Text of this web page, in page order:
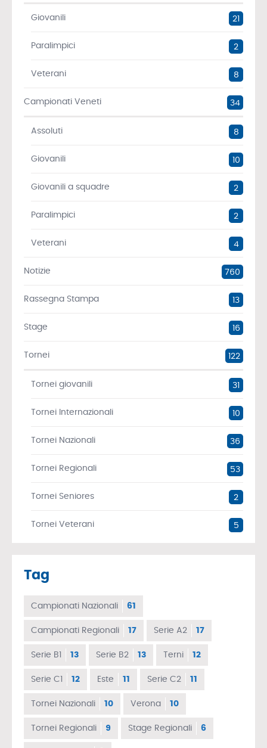
Giovanili 21
Paralimpici 2
Veterani 8
Campionati Veneti 34
Assoluti 8
Giovanili 10
Giovanili a squadre 2
Paralimpici 2
Veterani 4
Notizie 760
Rassegna Stampa 13
Stage 16
Tornei 122
Tornei giovanili 31
Tornei Internazionali 10
Tornei Nazionali 36
Tornei Regionali 53
Tornei Seniores 2
Tornei Veterani 5
Tag
Campionati Nazionali 61
Campionati Regionali 17 Serie A2 17
Serie B1 13 Serie B2 13 Terni 12
Serie C1 12 Este 11 Serie C2 11
Tornei Nazionali 10 Verona 10
Tornei Regionali 9 Stage Regionali 6